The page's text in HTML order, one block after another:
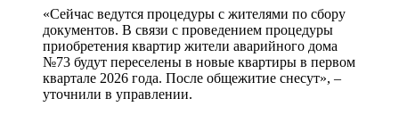
«Сейчас ведутся процедуры с жителями по сбору
документов. В связи с проведением процедуры
приобретения квартир жители аварийного дома
№73 будут переселены в новые квартиры в первом
квартале 2026 года. После общежитие снесут», –
уточнили в управлении.